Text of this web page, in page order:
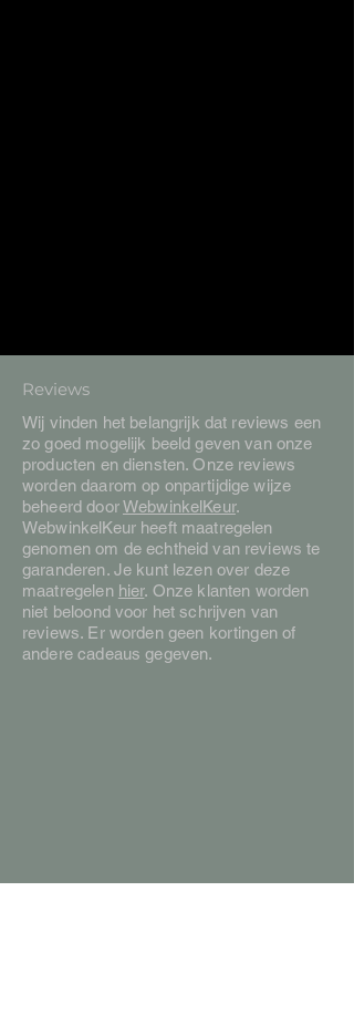
Reviews
Wij vinden het belangrijk dat reviews een
zo goed mogelijk beeld geven van onze
producten en diensten. Onze reviews
worden daarom op onpartijdige wijze
beheerd doorWebwinkelKeur.
WebwinkelKeur heeft maatregelen
genomen om de echtheid van reviews te
garanderen. Je kunt lezen over deze
maatregelen hier. Onze klanten worden
niet beloond voor het schrijven van
reviews. Er worden geen kortingen of
andere cadeaus gegeven.